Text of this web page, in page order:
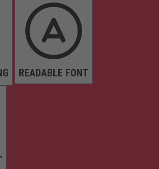
READABLE FONT